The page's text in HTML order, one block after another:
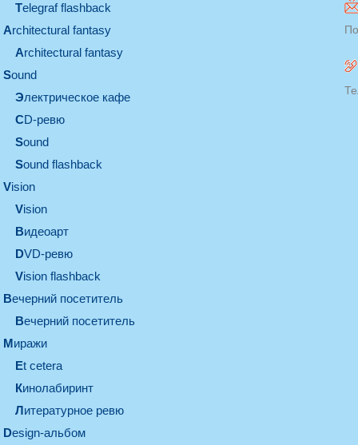
Telegraf flashback
architectural fantasy
architectural fantasy
sound
электрическое кафе
CD-ревю
sound
Sound flashback
vision
vision
видеоарт
DVD-ревю
Vision flashback
вечерний посетитель
вечерний посетитель
миражи
et cetera
кинолабиринт
литературное ревю
design-альбом